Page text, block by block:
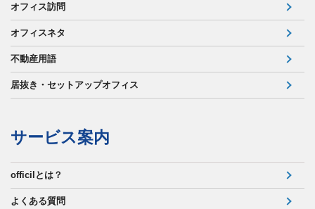
オフィス訪問
オフィスネタ
不動産用語
居抜き・セットアップオフィス
サービス案内
officilとは？
よくある質問